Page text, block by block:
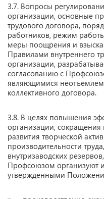
3.7. Вопросы
организации, основные
трудового договора,
работников, режим
меры поощрения и
Правилами внутреннего
организации,
согласованию с
являющимися
коллективного договора.
3.8. В целях повышения
организации, сокращения
развития творческой
производительности
внутризаводских
Профсоюзом организуют и
утвержденными